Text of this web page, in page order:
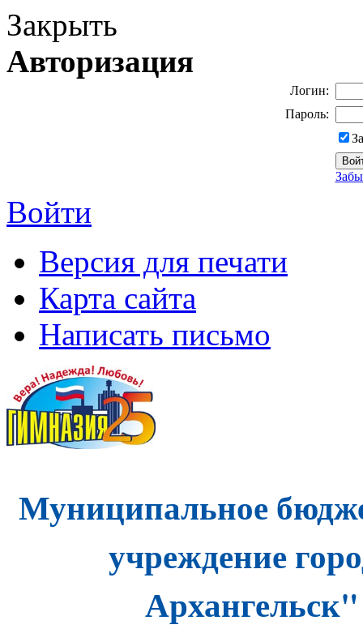
Закрыть
Авторизация
Логин:
Пароль:
Войти
Версия для печати
Карта сайта
Написать письмо
Муниципальное
учреждение